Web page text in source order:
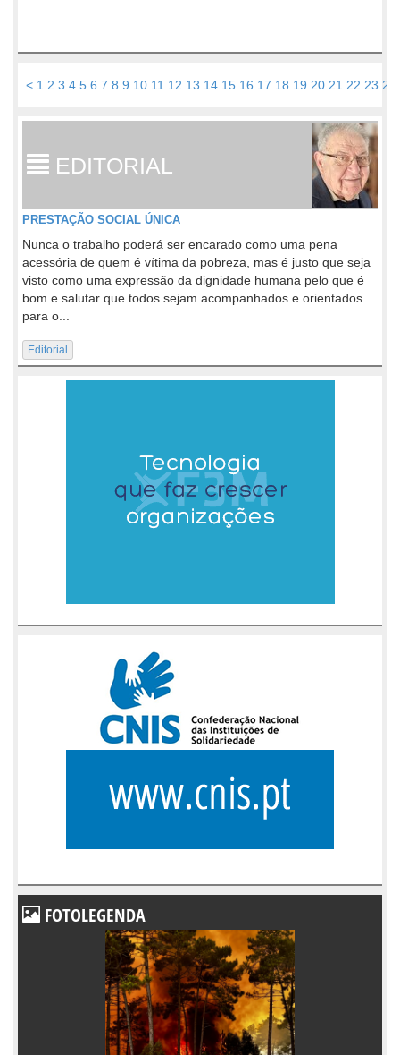
< 1 2 3 4 5 6 7 8 9 10 11 12 13 14 15 16 17 18 19 20 21 22 23 24
EDITORIAL
PRESTAÇÃO SOCIAL ÚNICA
Nunca o trabalho poderá ser encarado como uma pena
acessória de quem é vítima da pobreza, mas é justo que seja
visto como uma expressão da dignidade humana pelo que é
bom e salutar que todos sejam acompanhados e orientados
para o...
Editorial
FOTOLEGENDA